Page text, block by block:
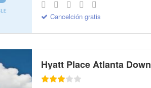
Cancelción gratis
Hyatt Place Atlanta